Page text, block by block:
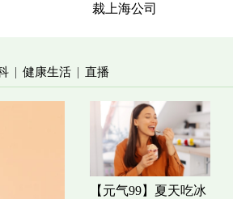
裁上海公司
| 健康生活 | 直播
【元气99】夏天吃冰